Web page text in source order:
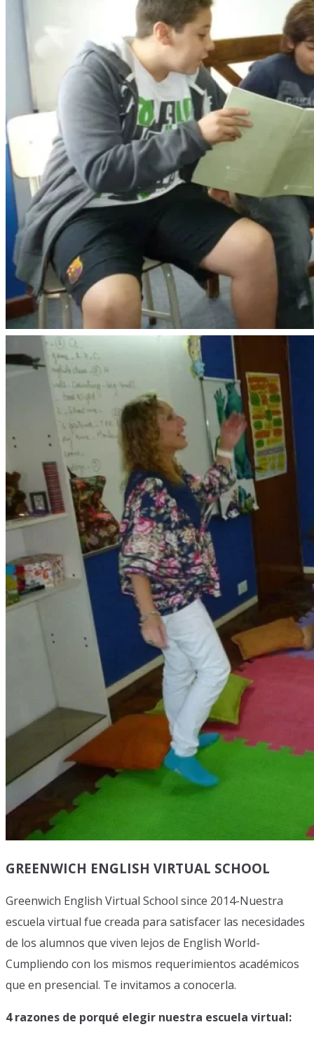
GREENWICH ENGLISH VIRTUAL SCHOOL
Greenwich English Virtual School since 2014-Nuestra
escuela virtual fue creada para satisfacer las necesidades
de los alumnos que viven lejos de English World-
Cumpliendo con los mismos requerimientos académicos
que en presencial. Te invitamos a conocerla.
4 razones de porqué elegir nuestra escuela virtual: